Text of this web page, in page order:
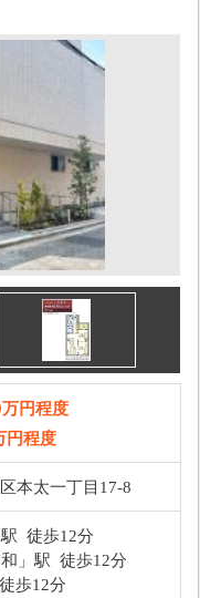
万円程度
円程度
本太一丁目17-8
徒歩12分
」駅 徒歩12分
歩12分